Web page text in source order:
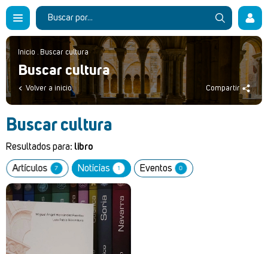
Inicio . Buscar cultura
Buscar cultura
Volver a inicio Compartir
Buscar cultura
Resultados para: libro
Artículos 7 Noticias 1 Eventos 0